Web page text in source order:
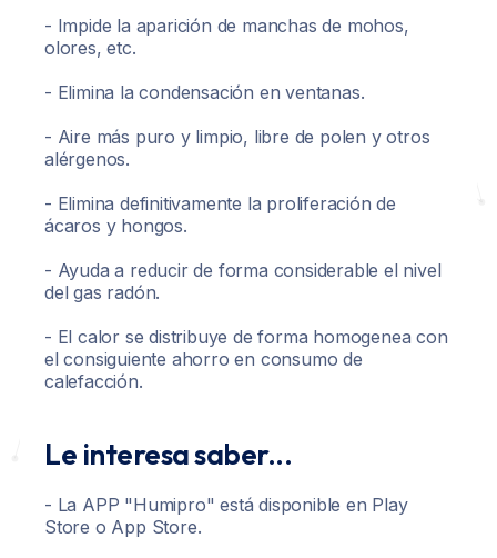
- Impide la aparición de manchas de mohos,
olores, etc.
- Elimina la condensación en ventanas.
- Aire más puro y limpio, libre de polen y otros
alérgenos.
- Elimina definitivamente la proliferación de
ácaros y hongos.
- Ayuda a reducir de forma considerable el nivel
del gas radón.
- El calor se distribuye de forma homogenea con
el consiguiente ahorro en consumo de
calefacción.
Le interesa saber...
- La APP "Humipro" está disponible en Play
Store o App Store.